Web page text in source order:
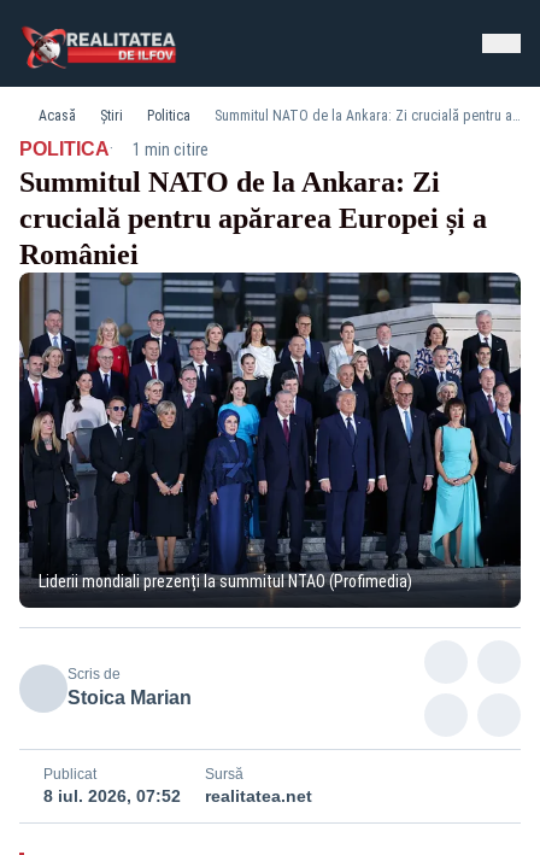
Acasă Știri Politica Summitul NATO de la Ankara: Zi crucială pentru apărarea Europei și a României
POLITICA· 1 min citire
Summitul NATO de la Ankara: Zi
crucială pentru apărarea Europei și a
României
Liderii mondiali prezenți la summitul NTAO (Profimedia)
Scris de
Stoica Marian
Publicat
8 iul. 2026, 07:52
Sursă
realitatea.net